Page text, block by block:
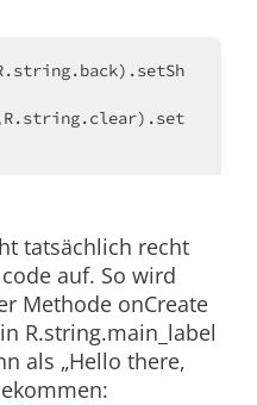
tatsächlich recht
auf. So wird
Methode onCreate
R.string.main_label
als „Hello there,